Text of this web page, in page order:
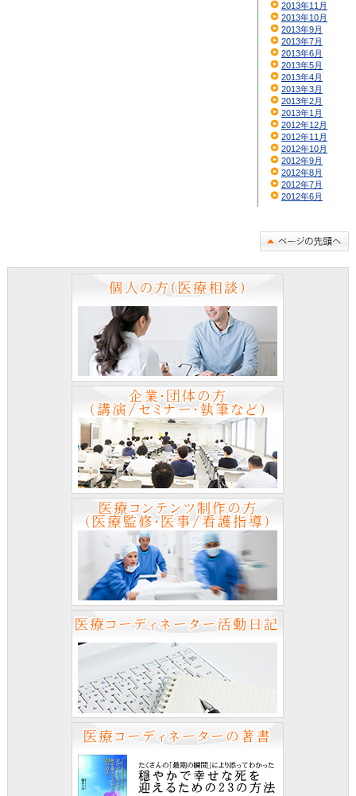
2013年11月
2013年10月
2013年9月
2013年7月
2013年6月
2013年5月
2013年4月
2013年3月
2013年2月
2013年1月
2012年12月
2012年11月
2012年10月
2012年9月
2012年8月
2012年7月
2012年6月